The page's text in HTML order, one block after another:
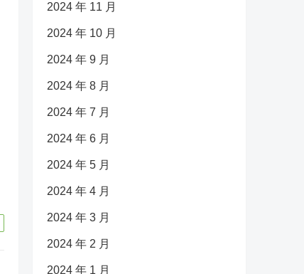
2024 年 11 月
2024 年 10 月
2024 年 9 月
2024 年 8 月
2024 年 7 月
2024 年 6 月
2024 年 5 月
2024 年 4 月
2024 年 3 月
2024 年 2 月
2024 年 1 月